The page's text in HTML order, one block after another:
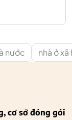
nước nhà ở xã
cơ sở đóng gói